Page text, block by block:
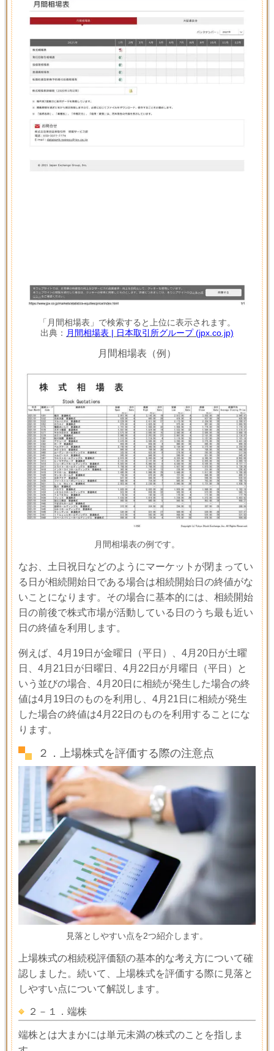
「月間相場表」で検索すると上位に表示されます。
出典： 月間相場表 | 日本取引所グループ (jpx.co.jp)
月間相場表（例）
月間相場表の例です。
なお、土日祝日などのようにマーケットが閉まってい
る日が相続開始日である場合は相続開始日の終値がな
いことになります。その場合に基本的には、相続開始
日の前後で株式市場が活動している日のうち最も近い
日の終値を利用します。
例えば、 4月 19 日が金曜日（平日）、 4月 20日が土曜
日、 4月 21 日が日曜日、 4月 22 日が月曜日（平日）と
いう並びの場合、 4月 20日に相続が発生した場合の終
値は4月 19 日のものを利用し、 4月 21 日に相続が発生
した場合の終値は4月 22 日のものを利用することにな
ります。
２．上場株式を評価する際の注意点
見落としやすい点を2つ紹介します。
上場株式の相続税評価額の基本的な考え方について確
認しました。続いて、上場株式を評価する際に見落と
しやすい点について解説します。
２－１．端株
端株とは大まかには単元未満の株式のことを指しま